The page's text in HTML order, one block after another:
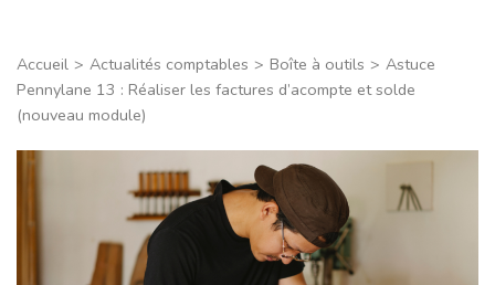
Accueil > Actualités comptables > Boîte à outils > Astuce
Pennylane 13 : Réaliser les factures d’acompte et solde
(nouveau module)